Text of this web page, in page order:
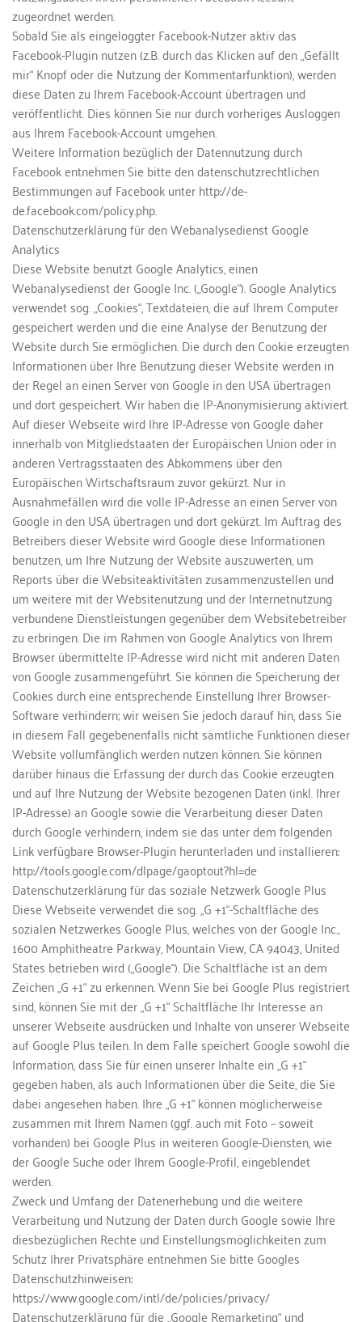
zugeordnet werden.
Sobald Sie als eingeloggter Facebook-Nutzer aktiv das
Facebook-Plugin nutzen (z.B. durch das Klicken auf den „Gefällt
mir“ Knopf oder die Nutzung der Kommentarfunktion), werden
diese Daten zu Ihrem Facebook-Account übertragen und
veröffentlicht. Dies können Sie nur durch vorheriges Ausloggen
aus Ihrem Facebook-Account umgehen.
Weitere Information bezüglich der Datennutzung durch
Facebook entnehmen Sie bitte den datenschutzrechtlichen
Bestimmungen auf Facebook unter http://de-
de.facebook.com/policy.php.
Datenschutzerklärung für den Webanalysedienst Google
Analytics
Diese Website benutzt Google Analytics, einen
Webanalysedienst der Google Inc. („Google“). Google Analytics
verwendet sog. „Cookies“, Textdateien, die auf Ihrem Computer
gespeichert werden und die eine Analyse der Benutzung der
Website durch Sie ermöglichen. Die durch den Cookie erzeugten
Informationen über Ihre Benutzung dieser Website werden in
der Regel an einen Server von Google in den USA übertragen
und dort gespeichert. Wir haben die IP-Anonymisierung aktiviert.
Auf dieser Webseite wird Ihre IP-Adresse von Google daher
innerhalb von Mitgliedstaaten der Europäischen Union oder in
anderen Vertragsstaaten des Abkommens über den
Europäischen Wirtschaftsraum zuvor gekürzt. Nur in
Ausnahmefällen wird die volle IP-Adresse an einen Server von
Google in den USA übertragen und dort gekürzt. Im Auftrag des
Betreibers dieser Website wird Google diese Informationen
benutzen, um Ihre Nutzung der Website auszuwerten, um
Reports über die Websiteaktivitäten zusammenzustellen und
um weitere mit der Websitenutzung und der Internetnutzung
verbundene Dienstleistungen gegenüber dem Websitebetreiber
zu erbringen. Die im Rahmen von Google Analytics von Ihrem
Browser übermittelte IP-Adresse wird nicht mit anderen Daten
von Google zusammengeführt. Sie können die Speicherung der
Cookies durch eine entsprechende Einstellung Ihrer Browser-
Software verhindern; wir weisen Sie jedoch darauf hin, dass Sie
in diesem Fall gegebenenfalls nicht sämtliche Funktionen dieser
Website vollumfänglich werden nutzen können. Sie können
darüber hinaus die Erfassung der durch das Cookie erzeugten
und auf Ihre Nutzung der Website bezogenen Daten (inkl. Ihrer
IP-Adresse) an Google sowie die Verarbeitung dieser Daten
durch Google verhindern, indem sie das unter dem folgenden
Link verfügbare Browser-Plugin herunterladen und installieren:
http://tools.google.com/dlpage/gaoptout?hl=de
Datenschutzerklärung für das soziale Netzwerk Google Plus
Diese Webseite verwendet die sog. „G +1“-Schaltfläche des
sozialen Netzwerkes Google Plus, welches von der Google Inc.,
1600 Amphitheatre Parkway, Mountain View, CA 94043, United
States betrieben wird („Google“). Die Schaltfläche ist an dem
Zeichen „G +1“ zu erkennen. Wenn Sie bei Google Plus registriert
sind, können Sie mit der „G +1“ Schaltfläche Ihr Interesse an
unserer Webseite ausdrücken und Inhalte von unserer Webseite
auf Google Plus teilen. In dem Falle speichert Google sowohl die
Information, dass Sie für einen unserer Inhalte ein „G +1“
gegeben haben, als auch Informationen über die Seite, die Sie
dabei angesehen haben. Ihre „G +1“ können möglicherweise
zusammen mit Ihrem Namen (ggf. auch mit Foto – soweit
vorhanden) bei Google Plus in weiteren Google-Diensten, wie
der Google Suche oder Ihrem Google-Profil, eingeblendet
werden.
Zweck und Umfang der Datenerhebung und die weitere
Verarbeitung und Nutzung der Daten durch Google sowie Ihre
diesbezüglichen Rechte und Einstellungsmöglichkeiten zum
Schutz Ihrer Privatsphäre entnehmen Sie bitte Googles
Datenschutzhinweisen:
https://www.google.com/intl/de/policies/privacy/
Datenschutzerklärung für die „Google Remarketing“ und